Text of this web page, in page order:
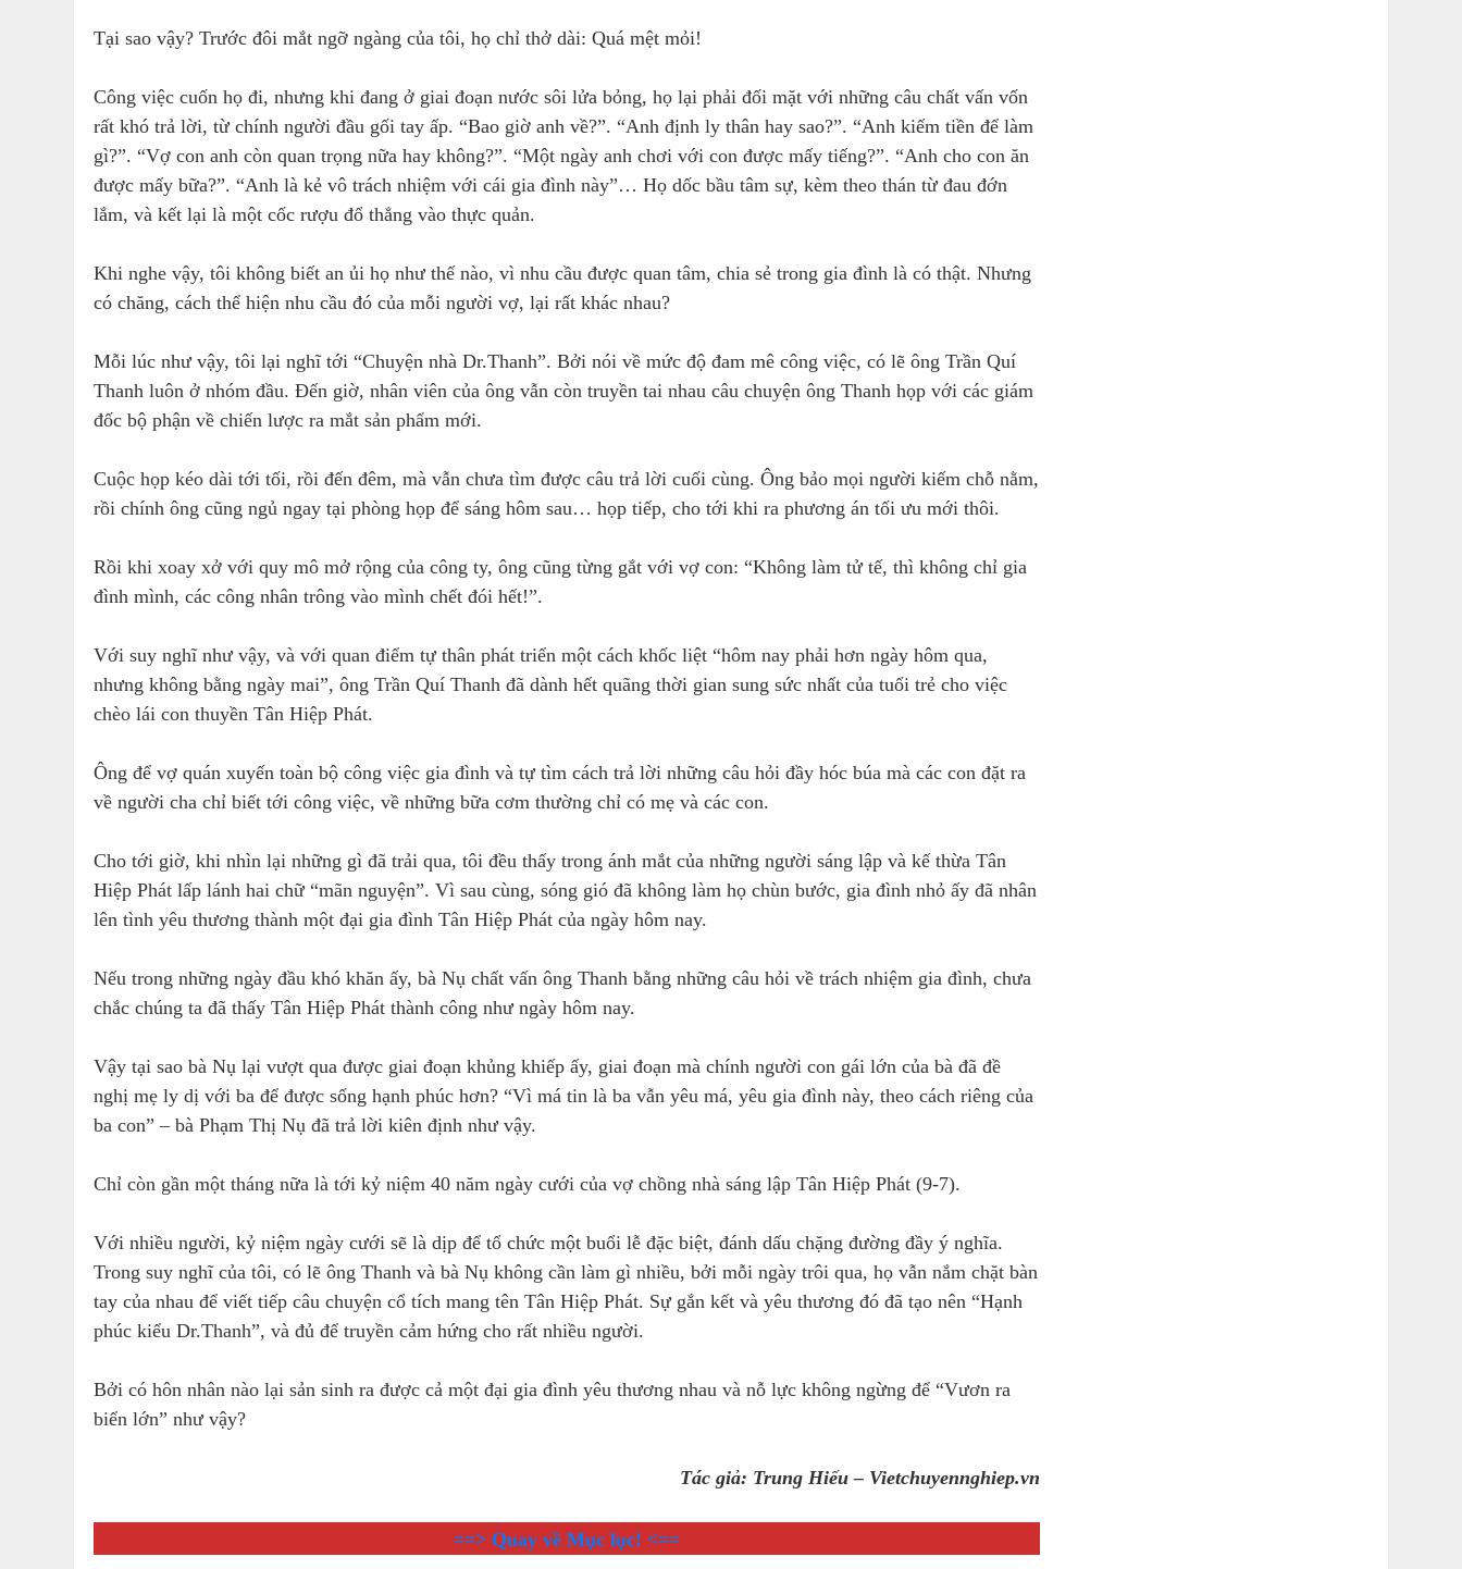
Tại sao vậy? Trước đôi mắt ngỡ ngàng của tôi, họ chỉ thở dài: Quá mệt mỏi!
Công việc cuốn họ đi, nhưng khi đang ở giai đoạn nước sôi lửa bỏng, họ lại phải đối mặt với những câu chất vấn vốn
rất khó trả lời, từ chính người đầu gối tay ấp. “Bao giờ anh về?”. “Anh định ly thân hay sao?”. “Anh kiếm tiền để làm
gì?”. “Vợ con anh còn quan trọng nữa hay không?”. “Một ngày anh chơi với con được mấy tiếng?”. “Anh cho con ăn
được mấy bữa?”. “Anh là kẻ vô trách nhiệm với cái gia đình này”… Họ dốc bầu tâm sự, kèm theo thán từ đau đớn
lắm, và kết lại là một cốc rượu đổ thẳng vào thực quản.
Khi nghe vậy, tôi không biết an ủi họ như thế nào, vì nhu cầu được quan tâm, chia sẻ trong gia đình là có thật. Nhưng
có chăng, cách thể hiện nhu cầu đó của mỗi người vợ, lại rất khác nhau?
Mỗi lúc như vậy, tôi lại nghĩ tới “Chuyện nhà Dr.Thanh”. Bởi nói về mức độ đam mê công việc, có lẽ ông Trần Quí
Thanh luôn ở nhóm đầu. Đến giờ, nhân viên của ông vẫn còn truyền tai nhau câu chuyện ông Thanh họp với các giám
đốc bộ phận về chiến lược ra mắt sản phẩm mới.
Cuộc họp kéo dài tới tối, rồi đến đêm, mà vẫn chưa tìm được câu trả lời cuối cùng. Ông bảo mọi người kiếm chỗ nằm,
rồi chính ông cũng ngủ ngay tại phòng họp để sáng hôm sau… họp tiếp, cho tới khi ra phương án tối ưu mới thôi.
Rồi khi xoay xở với quy mô mở rộng của công ty, ông cũng từng gắt với vợ con: “Không làm tử tế, thì không chỉ gia
đình mình, các công nhân trông vào mình chết đói hết!”.
Với suy nghĩ như vậy, và với quan điểm tự thân phát triển một cách khốc liệt “hôm nay phải hơn ngày hôm qua,
nhưng không bằng ngày mai”, ông Trần Quí Thanh đã dành hết quãng thời gian sung sức nhất của tuổi trẻ cho việc
chèo lái con thuyền Tân Hiệp Phát.
Ông để vợ quán xuyến toàn bộ công việc gia đình và tự tìm cách trả lời những câu hỏi đầy hóc búa mà các con đặt ra
về người cha chỉ biết tới công việc, về những bữa cơm thường chỉ có mẹ và các con.
Cho tới giờ, khi nhìn lại những gì đã trải qua, tôi đều thấy trong ánh mắt của những người sáng lập và kế thừa Tân
Hiệp Phát lấp lánh hai chữ “mãn nguyện”. Vì sau cùng, sóng gió đã không làm họ chùn bước, gia đình nhỏ ấy đã nhân
lên tình yêu thương thành một đại gia đình Tân Hiệp Phát của ngày hôm nay.
Nếu trong những ngày đầu khó khăn ấy, bà Nụ chất vấn ông Thanh bằng những câu hỏi về trách nhiệm gia đình, chưa
chắc chúng ta đã thấy Tân Hiệp Phát thành công như ngày hôm nay.
Vậy tại sao bà Nụ lại vượt qua được giai đoạn khủng khiếp ấy, giai đoạn mà chính người con gái lớn của bà đã đề
nghị mẹ ly dị với ba để được sống hạnh phúc hơn? “Vì má tin là ba vẫn yêu má, yêu gia đình này, theo cách riêng của
ba con” – bà Phạm Thị Nụ đã trả lời kiên định như vậy.
Chỉ còn gần một tháng nữa là tới kỷ niệm 40 năm ngày cưới của vợ chồng nhà sáng lập Tân Hiệp Phát (9-7).
Với nhiều người, kỷ niệm ngày cưới sẽ là dịp để tổ chức một buổi lễ đặc biệt, đánh dấu chặng đường đầy ý nghĩa.
Trong suy nghĩ của tôi, có lẽ ông Thanh và bà Nụ không cần làm gì nhiều, bởi mỗi ngày trôi qua, họ vẫn nắm chặt bàn
tay của nhau để viết tiếp câu chuyện cổ tích mang tên Tân Hiệp Phát. Sự gắn kết và yêu thương đó đã tạo nên “Hạnh
phúc kiểu Dr.Thanh”, và đủ để truyền cảm hứng cho rất nhiều người.
Bởi có hôn nhân nào lại sản sinh ra được cả một đại gia đình yêu thương nhau và nỗ lực không ngừng để “Vươn ra
biển lớn” như vậy?
Tác giả: Trung Hiếu – Vietchuyennghiep.vn
==> Quay về Mục lục! <==